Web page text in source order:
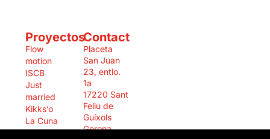
Proyectos
Flow
motion
ISCB
Just
married
Kikks’o
La Cuna
Land
Contact
Placeta
San Juan
23, entlo.
1a
17220 Sant
Feliu de
Guíxols
Gerona